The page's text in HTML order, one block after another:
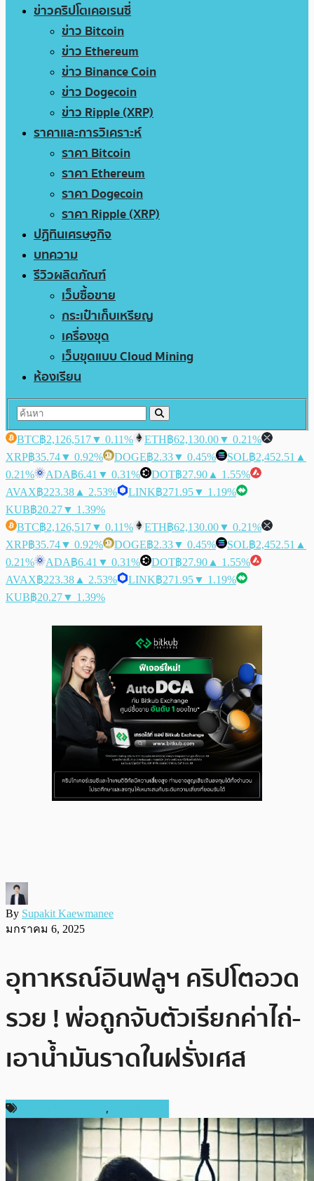
ข่าวคริปโตเคอเรนซี่
ข่าว Bitcoin
ข่าว Ethereum
ข่าว Binance Coin
ข่าว Dogecoin
ข่าว Ripple (XRP)
ราคาและการวิเคราะห์
ราคา Bitcoin
ราคา Ethereum
ราคา Dogecoin
ราคา Ripple (XRP)
ปฏิทินเศรษฐกิจ
บทความ
รีวิวผลิตภัณฑ์
เว็บซื้อขาย
กระเป๋าเก็บเหรียญ
เครื่องขุด
เว็บขุดแบบ Cloud Mining
ห้องเรียน
BTC฿2,126,517▼ 0.11% ETH฿62,130.00▼ 0.21%
XRP฿35.74▼ 0.92% DOGE฿2.33▼ 0.45% SOL฿2,452.51 ▲
0.21%
ADA฿6.41 ▼ 0.31% DOT฿27.90 ▲ 1.55%
AVAX฿223.38 ▲ 2.53% LINK฿271.95▼ 1.19%
KUB฿20.27▼ 1.39%
BTC฿2,126,517▼ 0.11% ETH฿62,130.00▼ 0.21%
XRP฿35.74▼ 0.92% DOGE฿2.33▼ 0.45% SOL฿2,452.51 ▲
0.21%
ADA฿6.41 ▼ 0.31% DOT฿27.90 ▲ 1.55%
AVAX฿223.38 ▲ 2.53% LINK฿271.95▼ 1.19%
KUB฿20.27▼ 1.39%
By Supakit Kaewmanee
มกราคม 6, 2025
อุทาหรณ์อินฟลูฯ คริปโตอวด
รวย ! พ่อถูกจับตัวเรียกค่าไถ่-
เอาน้ำมันราดในฝรั่งเศส
,